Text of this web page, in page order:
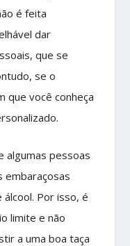
é feita
dar
que se
se o
que você conheça
algumas pessoas
embaraçosas
Por isso, é
limite e não
a uma boa taça